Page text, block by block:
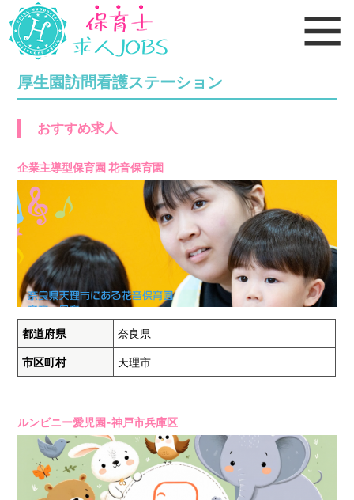
厚生園訪問看護ステーション
おすすめ求人
企業主導型保育園 花音保育園
都道府県 奈良県
市区町村 天理市
ルンビニー愛児園-神戸市兵庫区